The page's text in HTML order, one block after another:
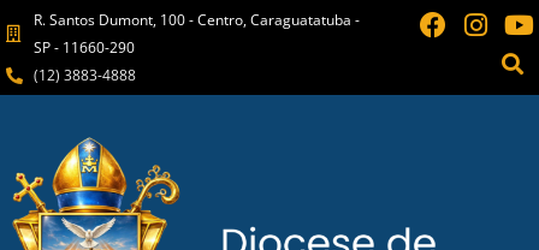
R. Santos Dumont, 100 - Centro, Caraguatatuba -
SP - 11660-290
(12) 3883-4888